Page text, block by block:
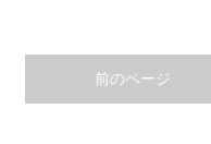
前のページ